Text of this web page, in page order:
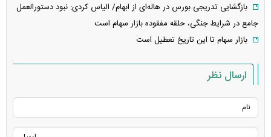
بازگشایی تدریجی بورس در هاله‌ای از ابهام/ الیاس کردی: نبود دستورالعمل
جامع در شرایط جنگی، حلقه مفقوده بازار سهام است
بازار سهام تا این تاریخ تعطیل است
ارسال نظر